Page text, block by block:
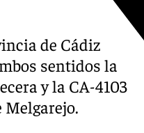
de Cádiz
sentidos la
y la CA-4103
Melgarejo.